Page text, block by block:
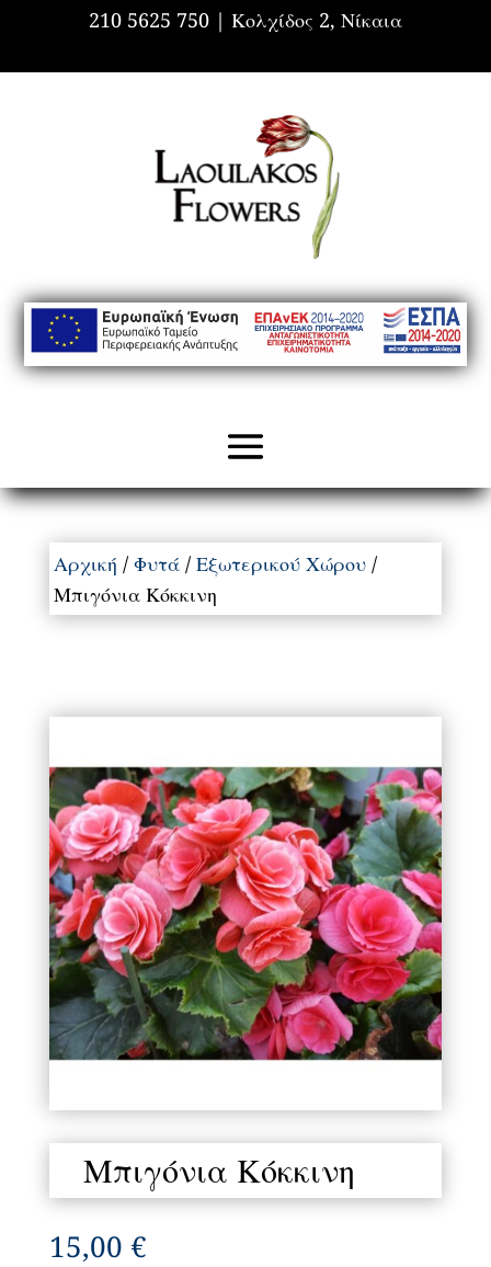
210 5625 750 | Κολχίδος 2, Νίκαια
Αρχική /Φυτά /Εξωτερικού Χώρου /
Μπιγόνια Κόκκινη
Μπιγόνια Κόκκινη
15,00 €